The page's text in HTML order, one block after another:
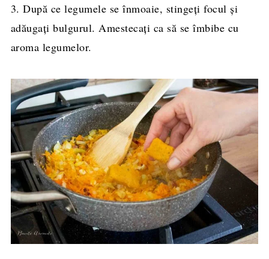
3. După ce legumele se înmoaie, stingeți focul și
adăugați bulgurul. Amestecați ca să se îmbibe cu
aroma legumelor.